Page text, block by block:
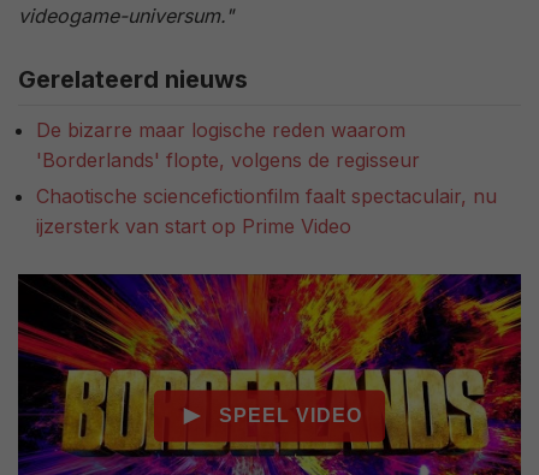
videogame-universum."
Gerelateerd nieuws
De bizarre maar logische reden waarom
'Borderlands' flopte, volgens de regisseur
Chaotische sciencefictionfilm faalt spectaculair, nu
ijzersterk van start op Prime Video